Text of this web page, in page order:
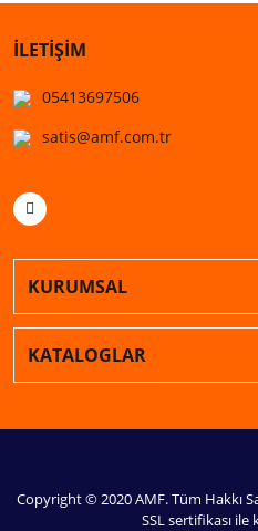
İLETİŞİM
05413697506
satis@amf.com.tr
KURUMSAL
KATALOGLAR
Copyright © 2020 AMF. Tüm Hakkı
SSL sertifikası